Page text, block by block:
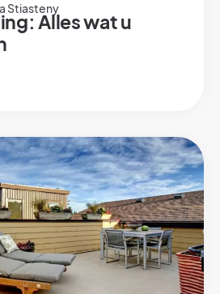
Stiasteny
Alles wat u